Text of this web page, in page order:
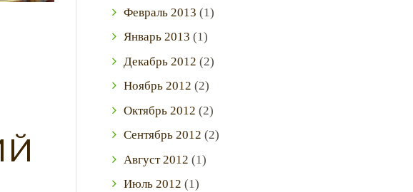
Февраль 2013 (1)
Январь 2013 (1)
Декабрь 2012 (2)
Ноябрь 2012 (2)
Октябрь 2012 (2)
Сентябрь 2012 (2)
Август 2012 (1)
Июль 2012 (1)